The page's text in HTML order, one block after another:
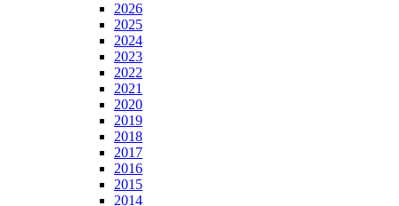
2026
2025
2024
2023
2022
2021
2020
2019
2018
2017
2016
2015
2014